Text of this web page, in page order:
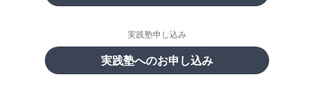
実践塾申し込み
実践塾へのお申し込み